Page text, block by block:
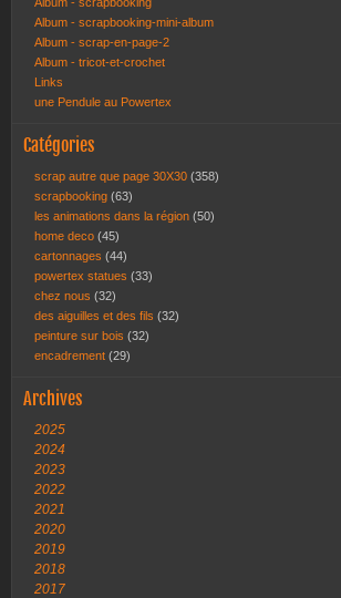
Album - scrapbooking-mini-album
Album - scrap-en-page-2
Album - tricot-et-crochet
Links
une Pendule au Powertex
Catégories
scrap autre que page 30X30 (358)
scrapbooking (63)
les animations dans la région (50)
home deco (45)
cartonnages (44)
powertex statues (33)
chez nous (32)
des aiguilles et des fils (32)
peinture sur bois (32)
encadrement (29)
Archives
2025
2024
2023
2022
2021
2020
2019
2018
2017